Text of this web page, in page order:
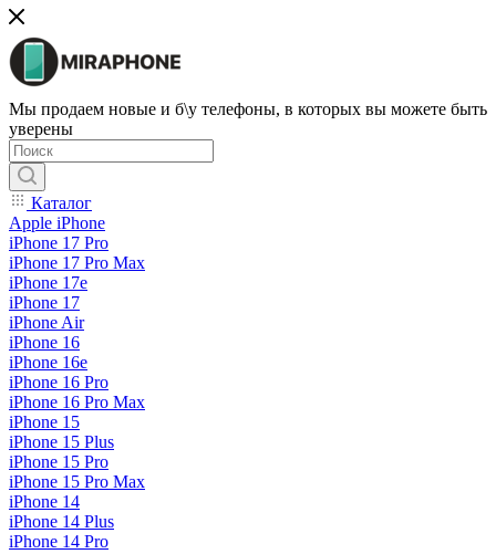
Мы продаем новые и б\у телефоны, в которых вы можете быть
уверены
Каталог
Apple iPhone
iPhone 17 Pro
iPhone 17 Pro Max
iPhone 17e
iPhone 17
iPhone Air
iPhone 16
iPhone 16e
iPhone 16 Pro
iPhone 16 Pro Max
iPhone 15
iPhone 15 Plus
iPhone 15 Pro
iPhone 15 Pro Max
iPhone 14
iPhone 14 Plus
iPhone 14 Pro